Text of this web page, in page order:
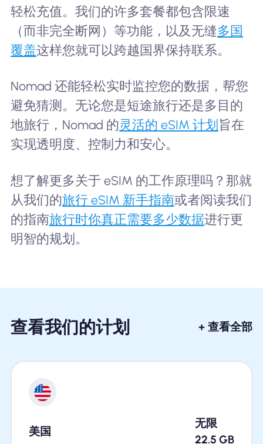
轻松充值。我们的许多套餐都包含限速
（而非完全断网）等功能，以及无缝多国
覆盖这样您就可以跨越国界保持联系。
Nomad 还能轻松实时监控您的数据，帮您
避免猜测。无论您是短途旅行还是多目的
地旅行，Nomad 的灵活的 eSIM 计划 旨在
实现透明度、控制力和安心。
想了解更多关于 eSIM 的工作原理吗？那就
从我们的旅行 eSIM 新手指南或者阅读我们
的指南旅行时你真正需要多少数据进行更
明智的规划。
查看我们的计划 + 查看全部
美国
无限
22.5 GB